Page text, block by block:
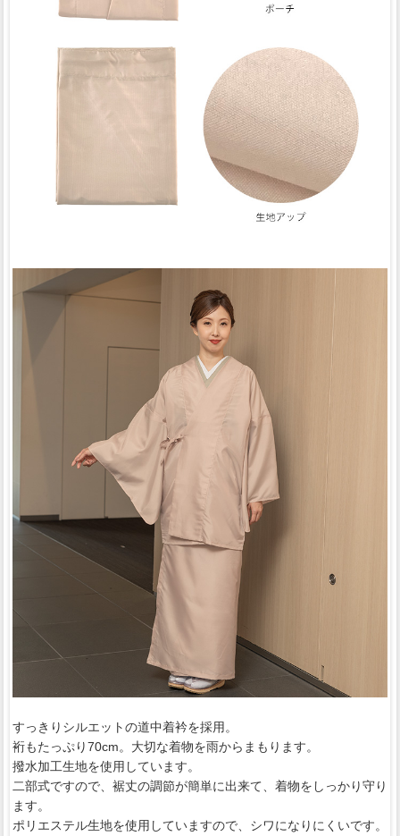
すっきりシルエットの道中着衿を採用。
裄もたっぷり70cm。大切な着物を雨からまもります。
撥水加工生地を使用しています。
二部式ですので、裾丈の調節が簡単に出来て、着物をしっかり守り
ます。
ポリエステル生地を使用していますので、シワになりにくいです。